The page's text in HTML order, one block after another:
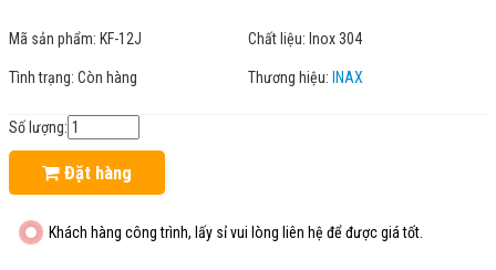
Mã sản phẩm: KF-12J Chất liệu: Inox 304
Tình trạng: Còn hàng Thương hiệu: INAX
Số lượng:
Đặt hàng
Khách hàng công trình, lấy sỉ vui lòng liên hệ để được giá tốt.